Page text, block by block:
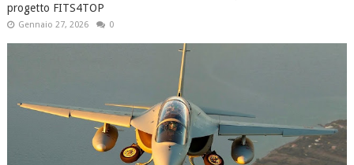
progetto FITS4TOP
Gennaio 27, 2026 0